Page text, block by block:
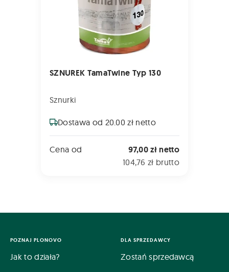
SZNUREK TamaTwine Typ 130
Sznurki
Dostawa od 20.00 zł netto
Cena od 97,00 zł netto
104,76 zł brutto
POZNAJ PLONOVO
Jak to działa?
DLA SPRZEDAWCY
Zostań sprzedawcą